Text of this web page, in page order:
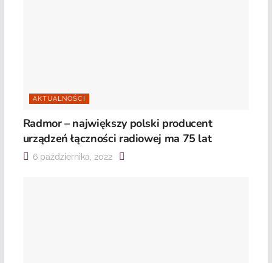
AKTUALNOŚCI
Radmor – największy polski producent
urządzeń łączności radiowej ma 75 lat
6 października, 2022